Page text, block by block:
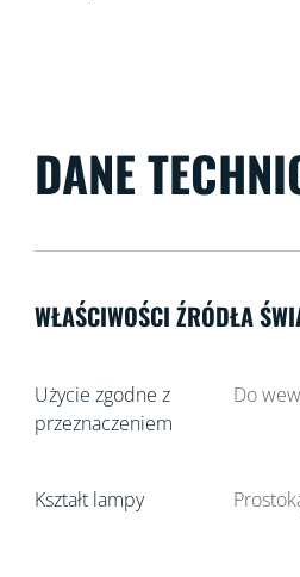
DANE
WŁAŚCIWOŚCI ŹRÓDŁA
Użycie zgodne z
przeznaczeniem
Do
Kształt lampy